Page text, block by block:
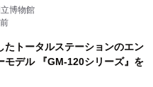
博物館
たトータルステーションのエン
モデル 『GM-120シリーズ』を